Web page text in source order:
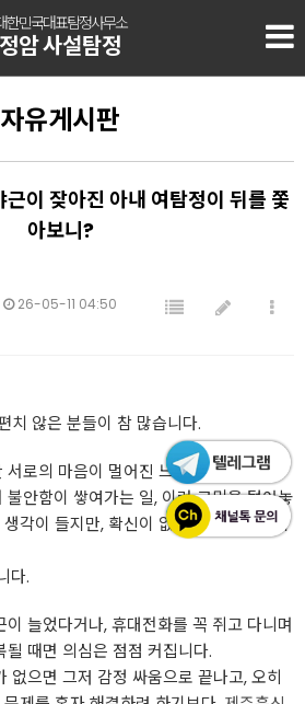
한민국대표탐정사무소
정암 사설탐정
자유게시판
이 잦아진 아내 여탐정이 뒤를 쫓
아보니?
26-05-11 04:50
치 않은 분들이 참 많습니다.
로의 마음이 멀어진 느낌, 매일 늦게 들
안함이 쌓여가는 일, 이런 고민을 털어놓
각이 들지만, 확신이 없어 더 괴로워지기
다.
늘었다거나, 휴대전화를 꼭 쥐고 다니며
때면 의심은 점점 커집니다.
없으면 그저 감정 싸움으로 끝나고, 오히